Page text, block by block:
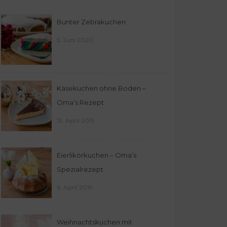
Bunter Zebrakuchen
5. Juni 2020
Käsekuchen ohne Boden –
Oma’s Rezept
13. April 2019
Eierlikörkuchen – Oma’s
Spezialrezept
6. April 2019
Weihnachtskuchen mit